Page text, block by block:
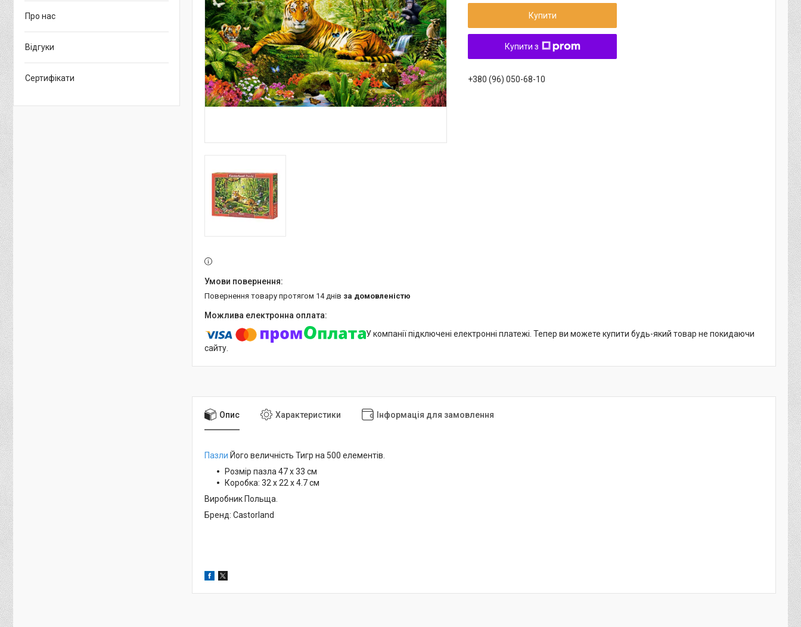
Купити
Купити з
+380 (96) 050-68-10
повернення товару протягом 14 днів за домовленістю
У компанії підключені електронні платежі. Тепер ви можете купити будь-який товар не покидаючи
сайту.
Опис Характеристики Інформація для замовлення
Пазли Його величність Тигр на 500 елементів.
Розмір пазла 47 х 33 см
Коробка: 32 x 22 x 4.7 см
Виробник Польща.
Бренд: Castorland
Про нас
Відгуки
Сертифікати